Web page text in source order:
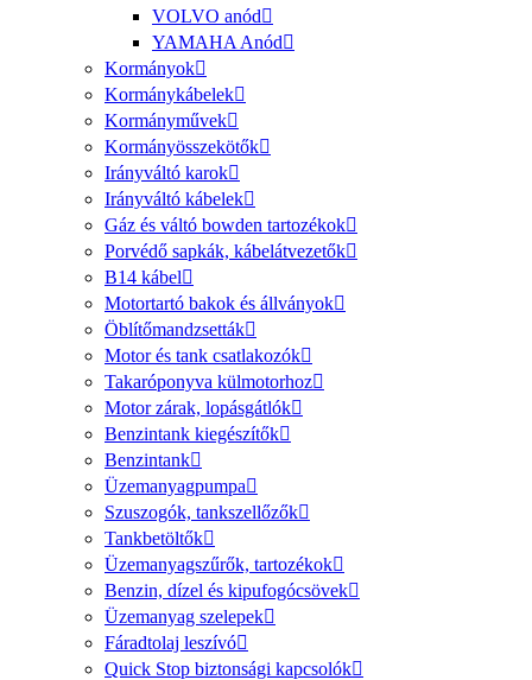
VOLVO anód
YAMAHA Anód
Kormányok
Kormánykábelek
Kormányművek
Kormányösszekötők
Irányváltó karok
Irányváltó kábelek
Gáz és váltó bowden tartozékok
Porvédő sapkák, kábelátvezetők
B14 kábel
Motortartó bakok és állványok
Öblítőmandzsetták
Motor és tank csatlakozók
Takaróponyva külmotorhoz
Motor zárak, lopásgátlók
Benzintank kiegészítők
Benzintank
Üzemanyagpumpa
Szuszogók, tankszellőzők
Tankbetöltők
Üzemanyagszűrők, tartozékok
Benzin, dízel és kipufogócsövek
Üzemanyag szelepek
Fáradtolaj leszívó
Quick Stop biztonsági kapcsolók